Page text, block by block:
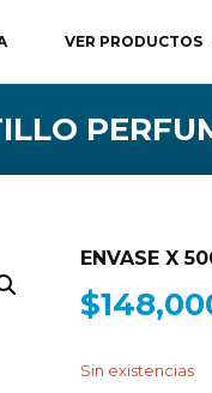
VER PRODUCTOS
ENVASE X
$
Sin existencias